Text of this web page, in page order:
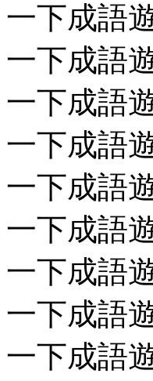
一下成語
一下成語
一下成語
一下成語
一下成語
一下成語
一下成語
一下成語
一下成語